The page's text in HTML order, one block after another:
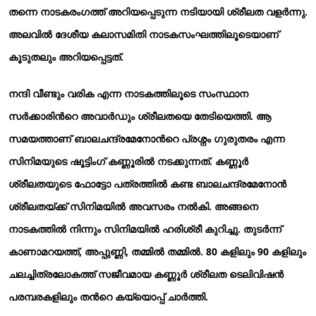
തന്നെ നാടകരംഗത്ത് അറിയപ്പെടുന്ന നടിയായി ശ്രീലത വളര്‍ന്നു.
അലവില്‍ ദേശീയ കലാസമിതി നാടകസംഘത്തിലൂടെയാണ്
കൂടുതലും അറിയപ്പെട്ടത്.
നന്ദി വീണ്ടും വരിക എന്ന നാടകത്തിലൂടെ സംസ്ഥാന
സര്‍ക്കാരിന്‍റെ അവാര്‍ഡും ശ്രീലതയെ തേടിയെത്തി. ആ
സമയത്താണ് ബാലചന്ദ്രമേനോന്‍റെ പ്രശ്നം ഗുരുതരം എന്ന
സിനിമയുടെ ഷൂട്ടിംഗ് കണ്ണൂരില്‍ നടക്കുന്നത്. കണ്ണൂര്‍
ശ്രീലതയുടെ ഫോട്ടോ പത്രത്തില്‍ കണ്ട ബാലചന്ദ്രമേനോന്‍
ശ്രീലതയ്ക്ക് സിനിമയില്‍ അവസരം നല്‍കി. അങ്ങനെ
നാടകത്തില്‍ നിന്നും സിനിമയില്‍ ഹരിശ്രീ കുറിച്ചു. തുടര്‍ന്ന്
കാണാമറയത്ത്, അപ്പുണ്ണി, തമ്മില്‍ തമ്മില്‍. 80 കളിലും 90 കളിലും
ചലച്ചിത്രലോകത്ത് സജീവമായ കണ്ണൂര്‍ ശ്രീലത ടെലിവിഷന്‍
പരമ്പരകളിലും തന്‍റെ കയ്യൊപ്പ് ചാര്‍ത്തി.